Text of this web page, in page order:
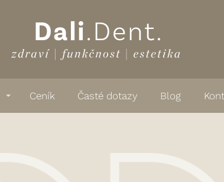
Ceník Časté dotazy Blog